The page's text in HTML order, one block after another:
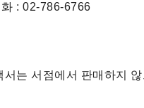
: 02-786-6766
는 서점에서 판매하지